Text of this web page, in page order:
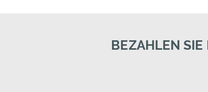
BEZAHLEN SIE